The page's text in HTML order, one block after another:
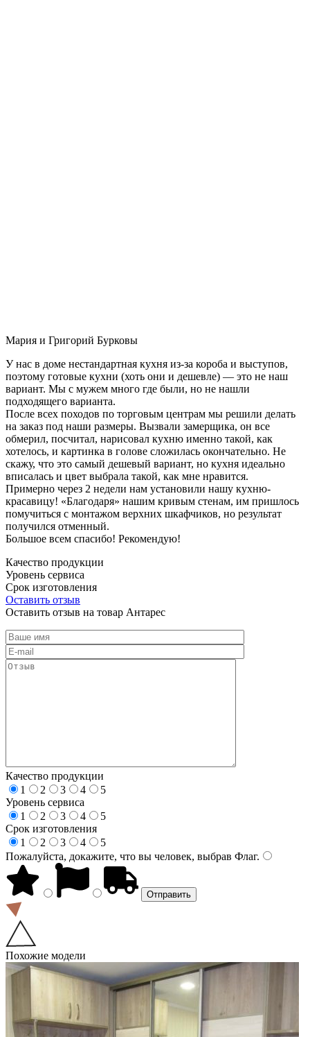
Мария и Григорий Бурковы
У нас в доме нестандартная кухня из-за короба и выступов,
поэтому готовые кухни (хоть они и дешевле) — это не наш
вариант. Мы с мужем много где были, но не нашли
подходящего варианта.
После всех походов по торговым центрам мы решили делать
на заказ под наши размеры. Вызвали замерщика, он все
обмерил, посчитал, нарисовал кухню именно такой, как
хотелось, и картинка в голове сложилась окончательно. Не
скажу, что это самый дешевый вариант, но кухня идеально
вписалась и цвет выбрала такой, как мне нравится.
Примерно через 2 недели нам установили нашу кухню-
красавицу! «Благодаря» нашим кривым стенам, им пришлось
помучиться с монтажом верхних шкафчиков, но результат
получился отменный.
Большое всем спасибо! Рекомендую!
Качество продукции
Уровень сервиса
Срок изготовления
Оставить отзыв
Оставить отзыв на товар Антарес
Качество продукции
1
2 3 4
5
Уровень сервиса
1
2 3 4
5
Срок изготовления
1
2 3 4
5
Пожалуйста, докажите, что вы человек, выбрав Флаг.
Похожие модели